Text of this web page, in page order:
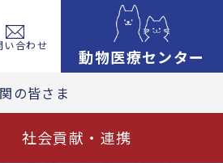
い合わせ
動物医療センター
の皆さま
社会貢献・連携